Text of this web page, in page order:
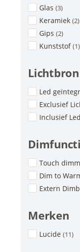
Glas (3)
Keramiek (2)
Gips (2)
Kunststof(1)
Lichtbron
Led
Exclusief
Inclusief
Touch
Dim to
Extern
Merken
Lucide (11)